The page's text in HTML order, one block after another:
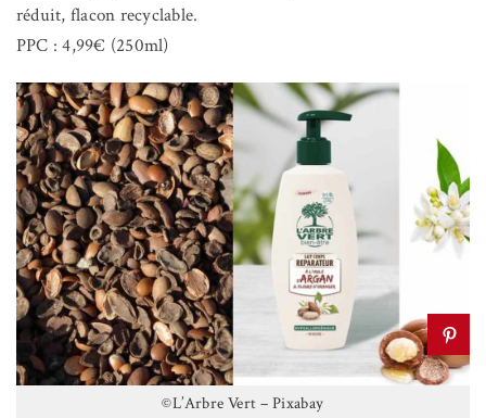
réduit, flacon recyclable.
PPC : 4,99€ (250ml)
©L’Arbre Vert – Pixabay